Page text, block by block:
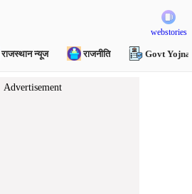
webstories
राजस्थान न्यूज राजनीति Govt Yojna